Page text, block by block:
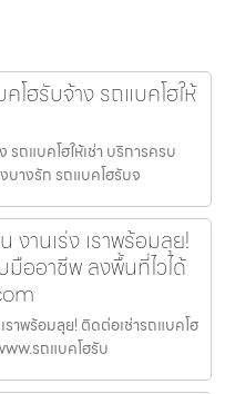
โฮรับจ้าง รถแบคโฮให้
ถแบคโฮให้เช่า บริการครบ
บางรัก รถแบคโฮรับจ
านเร่ง เราพร้อมลุย!
ออาชีพ ลงพื้นที่ไวได้
าพร้อมลุย! ติดต่อเช่ารถแบคโฮ
รถแบคโฮรับ